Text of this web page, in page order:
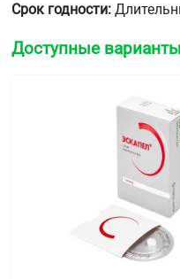
Срок годности:
Доступные варианты